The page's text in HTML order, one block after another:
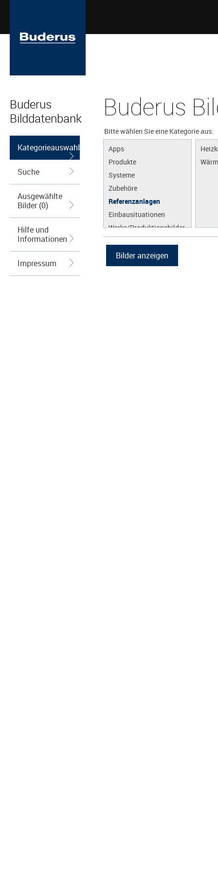
Buderus
Bilddatenbank
Kategorieauswahl
Suche
Ausgewählte
Bilder (0)
Hilfe und
Informationen
Impressum
Buderus
Bitte wählen Sie eine Kategorie aus:
Apps
Produkte
Systeme
Zubehöre
Referenzanlagen
Einbausituationen
Werke/Produktionsbilder
Grafiken